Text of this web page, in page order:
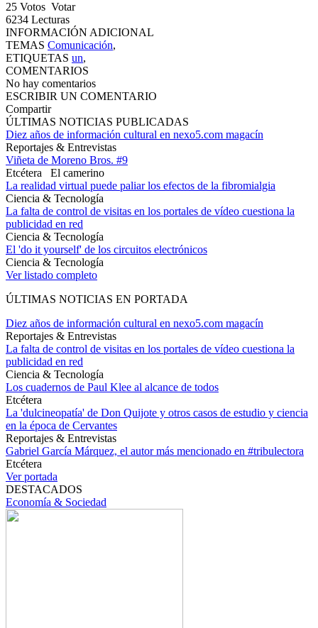
25 Votos Votar
6234 Lecturas
INFORMACIÓN ADICIONAL
TEMAS Comunicación,
ETIQUETAS un,
COMENTARIOS
No hay comentarios
ESCRIBIR UN COMENTARIO
Compartir
ÚLTIMAS NOTICIAS PUBLICADAS
Diez años de información cultural en nexo5.com magacín
Reportajes & Entrevistas
Viñeta de Moreno Bros. #9
Etcétera
El camerino
La realidad virtual puede paliar los efectos de la fibromialgia
Ciencia & Tecnología
La falta de control de visitas en los portales de vídeo cuestiona la
publicidad en red
Ciencia & Tecnología
El 'do it yourself' de los circuitos electrónicos
Ciencia & Tecnología
Ver listado completo
ÚLTIMAS NOTICIAS EN PORTADA
Diez años de información cultural en nexo5.com magacín
Reportajes & Entrevistas
La falta de control de visitas en los portales de vídeo cuestiona la
publicidad en red
Ciencia & Tecnología
Los cuadernos de Paul Klee al alcance de todos
Etcétera
La 'dulcineopatía' de Don Quijote y otros casos de estudio y ciencia
en la época de Cervantes
Reportajes & Entrevistas
Gabriel García Márquez, el autor más mencionado en #tribulectora
Etcétera
Ver portada
DESTACADOS
Economía & Sociedad